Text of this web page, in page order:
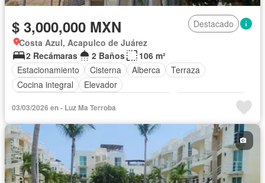
$ 3,000,000 MXN
Destacado
Costa Azul, Acapulco de Juárez
2 Recámaras
2 Baños
106 m²
Estacionamiento
Cisterna Alberca
Terraza
Cocina integral
Elevador
Cocina equipada
Internet
Aire acondicionado
Cuarto de Limpieza
Televisión por cable
Gas natural
Recámara con closet
Sin amueblar
03/03/2026 en - Luz Ma Terroba